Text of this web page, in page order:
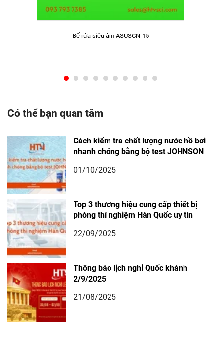
Bể rửa siêu âm ASUSCN-15
Có thể bạn quan tâm
Cách kiểm tra chất lượng nước hồ bơi
nhanh chóng bằng bộ test JOHNSON
01/10/2025
Top 3 thương hiệu cung cấp thiết bị
phòng thí nghiệm Hàn Quốc uy tín
22/09/2025
Thông báo lịch nghỉ Quốc khánh
2/9/2025
21/08/2025